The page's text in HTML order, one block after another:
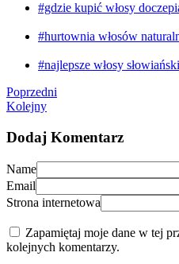
#gdzie kupić włosy
#hurtownia włosów
#najlepsze włosy
Poprzedni
Kolejny
Dodaj Komentarz
Name
Email
Strona internetowa
Zapamiętaj moje dane w tej
kolejnych komentarzy.